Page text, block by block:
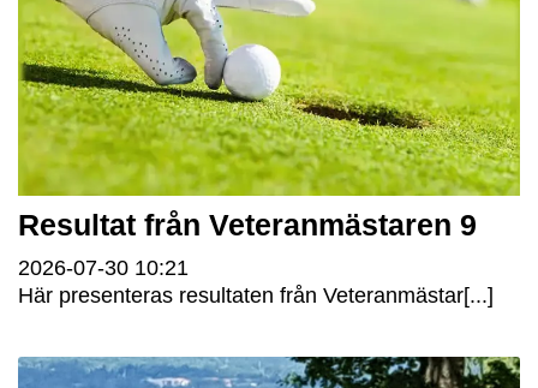
Resultat från Veteranmästaren 9
2026-07-30 10:21
Här presenteras resultaten från Veteranmästar[...]